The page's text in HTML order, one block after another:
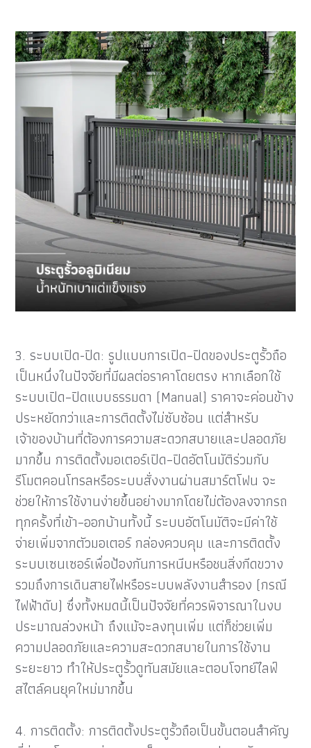
3. ระบบเปิด-ปิด: รูปแบบการเปิด–ปิดของประตูรั้วถือ
เป็นหนึ่งในปัจจัยที่มีผลต่อราคาโดยตรง หากเลือกใช้
ระบบเปิด–ปิดแบบธรรมดา (Manual) ราคาจะค่อนข้าง
ประหยัดกว่าและการติดตั้งไม่ซับซ้อน แต่สำหรับ
เจ้าของบ้านที่ต้องการความสะดวกสบายและปลอดภัย
มากขึ้น การติดตั้งมอเตอร์เปิด–ปิดอัตโนมัติร่วมกับ
รีโมตคอนโทรลหรือระบบสั่งงานผ่านสมาร์ตโฟน จะ
ช่วยให้การใช้งานง่ายขึ้นอย่างมากโดยไม่ต้องลงจากรถ
ทุกครั้งที่เข้า–ออกบ้านทั้งนี้ ระบบอัตโนมัติจะมีค่าใช้
จ่ายเพิ่มจากตัวมอเตอร์ กล่องควบคุม และการติดตั้ง
ระบบเซนเซอร์เพื่อป้องกันการหนีบหรือชนสิ่งกีดขวาง
รวมถึงการเดินสายไฟหรือระบบพลังงานสำรอง (กรณี
ไฟฟ้าดับ) ซึ่งทั้งหมดนี้เป็นปัจจัยที่ควรพิจารณาในงบ
ประมาณล่วงหน้า ถึงแม้จะลงทุนเพิ่ม แต่ก็ช่วยเพิ่ม
ความปลอดภัยและความสะดวกสบายในการใช้งาน
ระยะยาว ทำให้ประตูรั้วดูทันสมัยและตอบโจทย์ไลฟ์
สไตล์คนยุคใหม่มากขึ้น
4. การติดตั้ง: การติดตั้งประตูรั้วถือเป็นขั้นตอนสำคัญ